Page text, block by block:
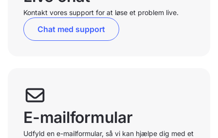
Kontakt vores support for at løse et problem live.
Chat med support
E-mailformular
Udfyld en e-mailformular, så vi kan hjælpe dig med et